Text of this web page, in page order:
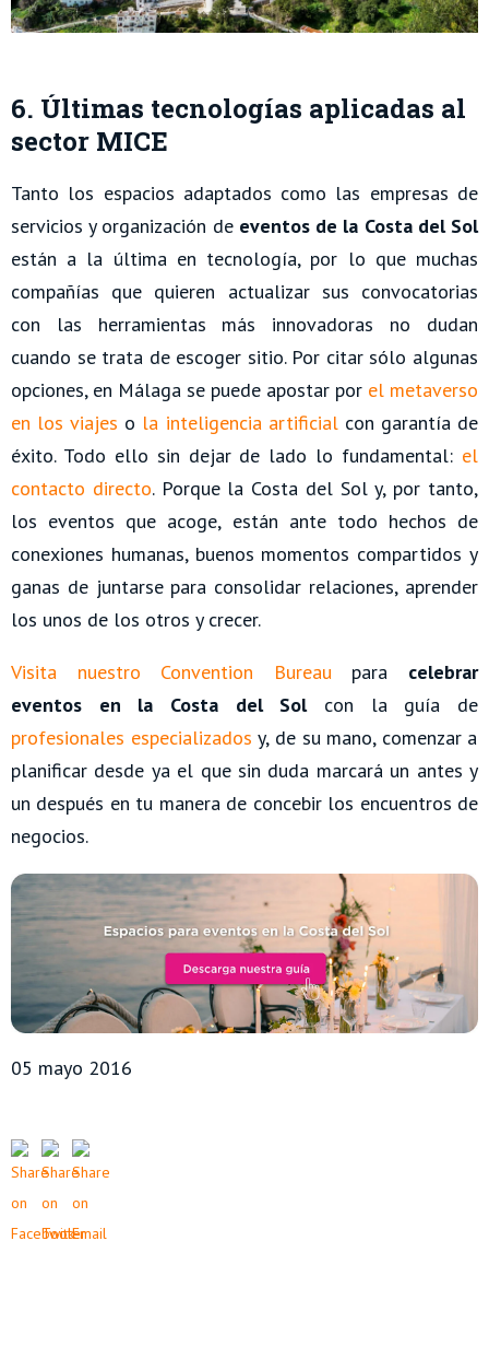
6. Últimas tecnologías aplicadas al
sector MICE
Tanto los espacios adaptados como las empresas de
servicios y organización de eventos de la Costa del Sol
están a la última en tecnología, por lo que muchas
compañías que quieren actualizar sus convocatorias
con las herramientas más innovadoras no dudan
cuando se trata de escoger sitio. Por citar sólo algunas
opciones, en Málaga se puede apostar por el metaverso
en los viajes o la inteligencia artificialcon garantía de
éxito. Todo ello sin dejar de lado lo fundamental: el
contacto directo. Porque la Costa del Sol y, por tanto,
los eventos que acoge, están ante todo hechos de
conexiones humanas, buenos momentos compartidos y
ganas de juntarse para consolidar relaciones, aprender
los unos de los otros y crecer.
Visita nuestro Convention Bureau para celebrar
eventos en la Costa del Sol con la guía de
profesionales especializados y, de su mano, comenzar a
planificar desde ya el que sin duda marcará un antes y
un después en tu manera de concebir los encuentros de
negocios.
05 mayo 2016